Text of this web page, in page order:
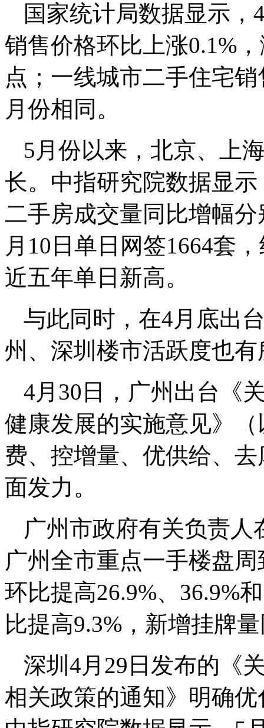
国家统计局数据显示
销售价格环比上涨0.1%
点；一线城市二手住宅
月份相同。
5月份以来，北京、上
长。中指研究院数据显
二手房成交量同比增幅
月10日单日网签1664套
近五年单日新高。
与此同时，在4月底出
州、深圳楼市活跃度也
4月30日，广州出台《
健康发展的实施意见》
费、控增量、优供给、
面发力。
广州市政府有关负责
广州全市重点一手楼盘
环比提高26.9%、36.9%
比提高9.3%，新增挂牌
深圳4月29日发布的《
相关政策的通知》明确